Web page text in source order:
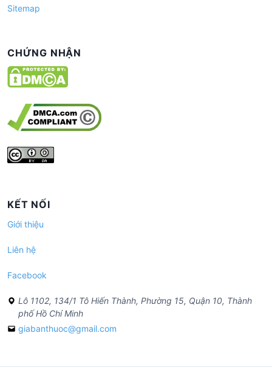
Sitemap
CHỨNG NHẬN
KẾT NỐI
Giới thiệu
Liên hệ
Facebook
Lô 1102, 134/1 Tô Hiến Thành, Phường 15, Quận 10, Thành
phố Hồ Chí Minh
giabanthuoc@gmail.com